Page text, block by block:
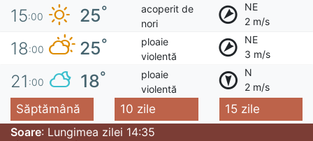
15:00 25°
acoperit de
nori
NE
2 m/s
18:00 25°
ploaie
violentă
NE
3 m/s
21 :00 18°
ploaie
violentă
N
2 m/s
Săptămână 10 zile
15 zile
Soare: Lungimea zilei 14:35